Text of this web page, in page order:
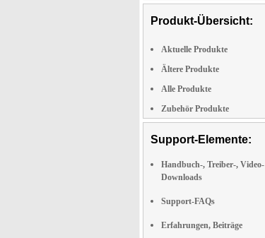
Produkt-Übersicht:
Aktuelle Produkte
Ältere Produkte
Alle Produkte
Zubehör Produkte
Support-Elemente:
Handbuch-, Treiber-, Video-
Downloads
Support-FAQs
Erfahrungen, Beiträge